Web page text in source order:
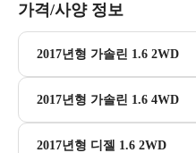
가격/사양 정보
2017년형 가솔린 1.6 2WD
2017년형 가솔린 1.6 4WD
2017년형 디젤 1.6 2WD